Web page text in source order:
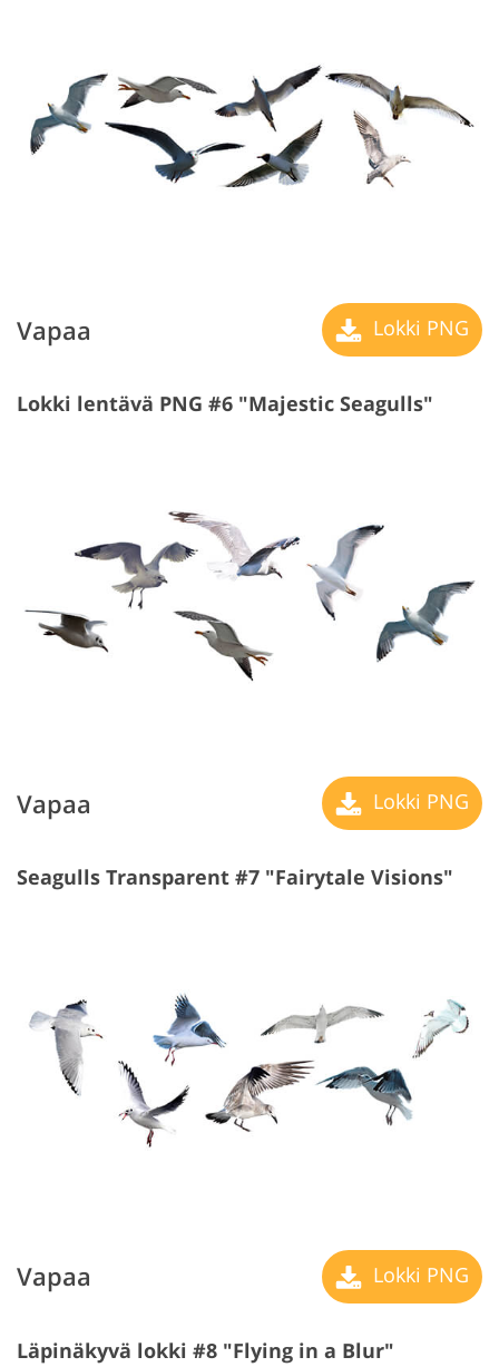
Vapaa Lokki PNG
Lokki lentävä PNG #6 "Majestic Seagulls"
Vapaa Lokki PNG
Seagulls Transparent #7 "Fairytale Visions"
Vapaa Lokki PNG
Läpinäkyvä lokki #8 "Flying in a Blur"